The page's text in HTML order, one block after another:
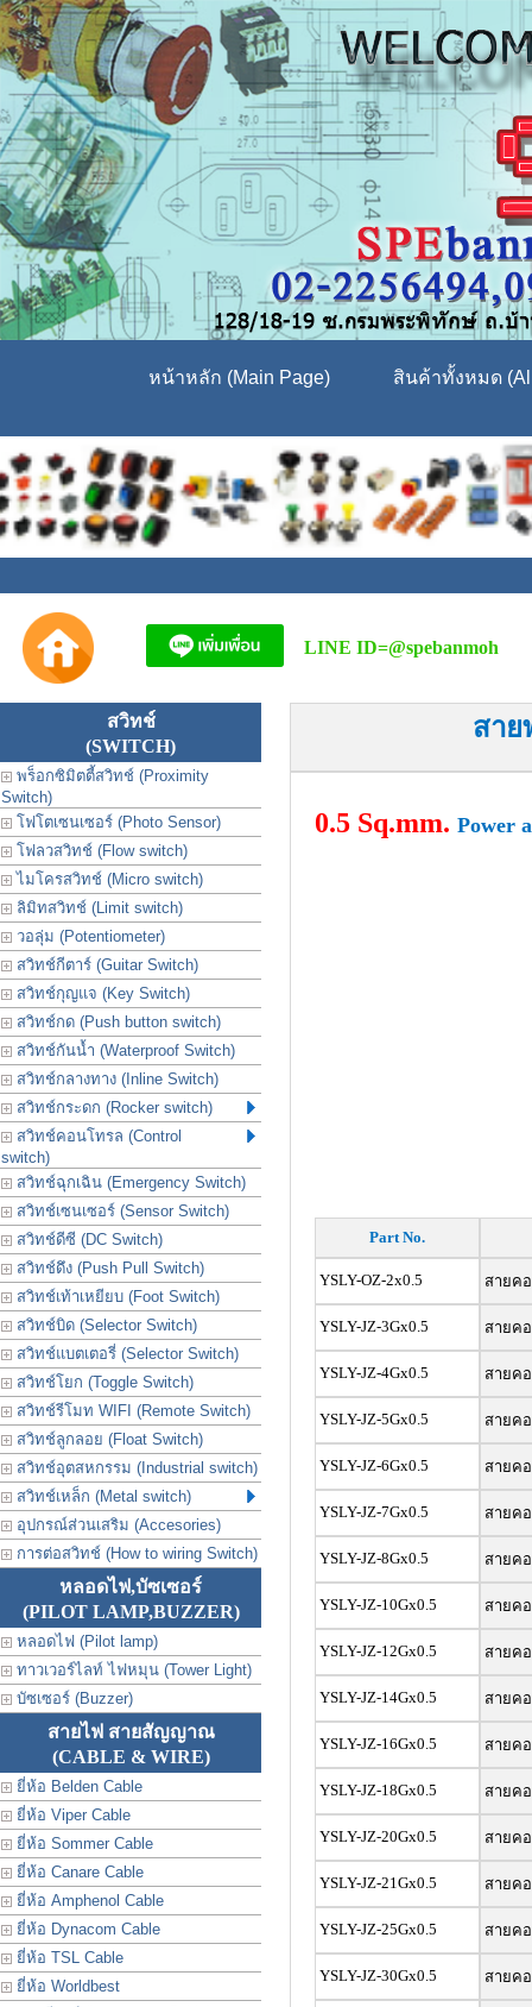
หน้าหลัก (Main Page) สินค้าทั้งหมด
LINE ID=@spebanmoh
สวิทช์
(SWITCH)
พร็อกซิมิตตี้สวิทช์ (Proximity
Switch)
โฟโตเซนเซอร์ (Photo Sensor)
โฟลวสวิทช์ (Flow switch)
ไมโครสวิทช์ (Micro switch)
ลิมิทสวิทช์ (Limit switch)
วอลุ่ม (Potentiometer)
สวิทช์กีตาร์ (Guitar Switch)
สวิทช์กุญแจ (Key Switch)
สวิทช์กด (Push button switch)
สวิทช์กันน้ำ (Waterproof Switch)
สวิทช์กลางทาง (Inline Switch)
สวิทช์กระดก (Rocker switch)
สวิทช์คอนโทรล (Control
switch)
สวิทช์ฉุกเฉิน (Emergency Switch)
สวิทช์เซนเซอร์ (Sensor Switch)
สวิทช์ดีซี (DC Switch)
สวิทช์ดึง (Push Pull Switch)
สวิทช์เท้าเหยียบ (Foot Switch)
สวิทช์บิด (Selector Switch)
สวิทช์แบตเตอรี่ (Selector Switch)
สวิทช์โยก (Toggle Switch)
สวิทช์รีโมท WIFI (Remote Switch)
สวิทช์ลูกลอย (Float Switch)
สวิทช์อุตสหกรรม (Industrial switch)
สวิทช์เหล็ก (Metal switch)
อุปกรณ์ส่วนเสริม (Accesories)
การต่อสวิทช์ (How to wiring Switch)
หลอดไฟ,บัซเซอร์
(PILOT LAMP,BUZZER)
หลอดไฟ (Pilot lamp)
ทาวเวอร์ไลท์ ไฟหมุน (Tower Light)
บัซเซอร์ (Buzzer)
สายไฟ สายสัญญาณ
(CABLE & WIRE)
ยี่ห้อ Belden Cable
ยี่ห้อ Viper Cable
ยี่ห้อ Sommer Cable
ยี่ห้อ Canare Cable
ยี่ห้อ Amphenol Cable
ยี่ห้อ Dynacom Cable
ยี่ห้อ TSL Cable
ยี่ห้อ Worldbest
สาย
0.5 Sq.mm. Power
Part No.
YSLY-OZ-2x0.5 สายคอ
YSLY-JZ-3Gx0.5 สายคอ
YSLY-JZ-4Gx0.5 สายคอ
YSLY-JZ-5Gx0.5 สายคอ
YSLY-JZ-6Gx0.5 สายคอ
YSLY-JZ-7Gx0.5 สายคอ
YSLY-JZ-8Gx0.5 สายคอ
YSLY-JZ-10Gx0.5 สายคอ
YSLY-JZ-12Gx0.5 สายคอ
YSLY-JZ-14Gx0.5 สายคอ
YSLY-JZ-16Gx0.5 สายคอ
YSLY-JZ-18Gx0.5 สายคอ
YSLY-JZ-20Gx0.5 สายคอ
YSLY-JZ-21Gx0.5 สายคอ
YSLY-JZ-25Gx0.5 สายคอ
YSLY-JZ-30Gx0.5 สายคอ